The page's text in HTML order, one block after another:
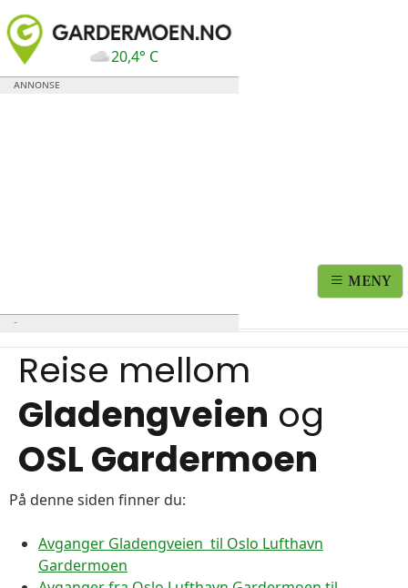
20,4° C
MENY
Reise mellom
Gladengveien og
OSL Gardermoen
På denne siden finner du:
Avganger Gladengveien til Oslo Lufthavn
Gardermoen